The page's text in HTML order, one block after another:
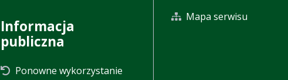
Informacja
publiczna
Ponowne wykorzystanie
Mapa serwisu